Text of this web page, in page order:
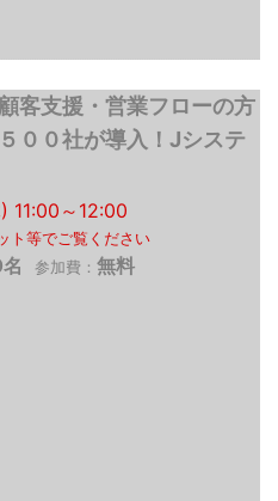
客支援・営業フローの方
００社が導入！Jシステ
11:00～12:00
ト等でご覧ください
参加費： 無料